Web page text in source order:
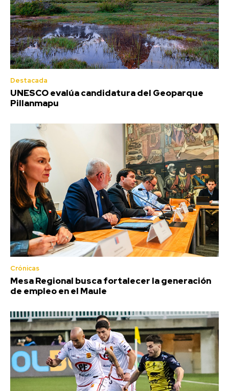
Destacada
UNESCO evalúa candidatura del Geoparque
Pillanmapu
Crónicas
Mesa Regional busca fortalecer la generación
de empleo en el Maule